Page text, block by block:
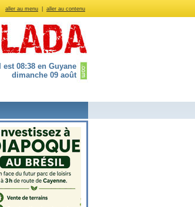
aller au menu aller au contenu
Il est 08:38 en Guyane
dimanche 09 août